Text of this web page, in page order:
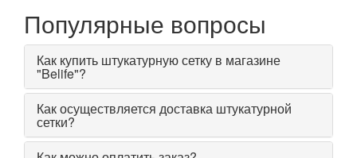
Популярные вопросы
Как купить штукатурную сетку в магазине
"Belife"?
Как осуществляется доставка штукатурной
сетки?